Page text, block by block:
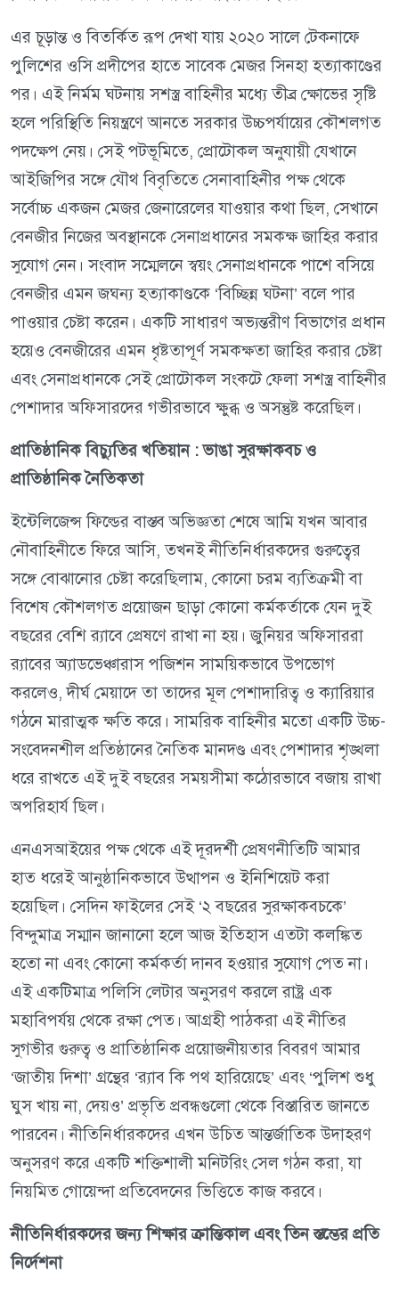
এর চূড়ান্ত ও বিতর্কিত রূপ দেখা যায় ২০২০ সালে টেকনাফে
পুলিশের ওসি প্রদীপের হাতে সাবেক মেজর সিনহা হত্যাকাণ্ডের
পর। এই নির্মম ঘটনায় সশস্ত্র বাহিনীর মধ্যে তীব্র ক্ষোভের সৃষ্টি
হলে পরিস্থিতি নিয়ন্ত্রণে আনতে সরকার উচ্চপর্যায়ের কৌশলগত
পদক্ষেপ নেয়। সেই পটভূমিতে, প্রোটোকল অনুযায়ী যেখানে
আইজিপির সঙ্গে যৌথ বিবৃতিতে সেনাবাহিনীর পক্ষ থেকে
সর্বোচ্চ একজন মেজর জেনারেলের যাওয়ার কথা ছিল, সেখানে
বেনজীর নিজের অবস্থানকে সেনাপ্রধানের সমকক্ষ জাহির করার
সুযোগ নেন। সংবাদ সম্মেলনে স্বয়ং সেনাপ্রধানকে পাশে বসিয়ে
বেনজীর এমন জঘন্য হত্যাকাণ্ডকে ‘বিচ্ছিন্ন ঘটনা’ বলে পার
পাওয়ার চেষ্টা করেন। একটি সাধারণ অভ্যন্তরীণ বিভাগের প্রধান
হয়েও বেনজীরের এমন ধৃষ্টতাপূর্ণ সমকক্ষতা জাহির করার চেষ্টা
এবং সেনাপ্রধানকে সেই প্রোটোকল সংকটে ফেলা সশস্ত্র বাহিনীর
পেশাদার অফিসারদের গভীরভাবে ক্ষুব্ধ ও অসন্তুষ্ট করেছিল।
প্রাতিষ্ঠানিক বিচ্যুতির খতিয়ান : ভাঙা সুরক্ষাকবচ ও
প্রাতিষ্ঠানিক নৈতিকতা
ইন্টেলিজেন্স ফিল্ডের বাস্তব অভিজ্ঞতা শেষে আমি যখন আবার
নৌবাহিনীতে ফিরে আসি, তখনই নীতিনির্ধারকদের গুরুত্বের
সঙ্গে বোঝানোর চেষ্টা করেছিলাম, কোনো চরম ব্যতিক্রমী বা
বিশেষ কৌশলগত প্রয়োজন ছাড়া কোনো কর্মকর্তাকে যেন দুই
বছরের বেশি র‍্যাবে প্রেষণে রাখা না হয়। জুনিয়র অফিসাররা
র‍্যাবের অ্যাডভেঞ্চারাস পজিশন সাময়িকভাবে উপভোগ
করলেও, দীর্ঘ মেয়াদে তা তাদের মূল পেশাদারিত্ব ও ক্যারিয়ার
গঠনে মারাত্মক ক্ষতি করে। সামরিক বাহিনীর মতো একটি উচ্চ-
সংবেদনশীল প্রতিষ্ঠানের নৈতিক মানদণ্ড এবং পেশাদার শৃঙ্খলা
ধরে রাখতে এই দুই বছরের সময়সীমা কঠোরভাবে বজায় রাখা
অপরিহার্য ছিল।
এনএসআইয়ের পক্ষ থেকে এই দূরদর্শী প্রেষণনীতিটি আমার
হাত ধরেই আনুষ্ঠানিকভাবে উত্থাপন ও ইনিশিয়েট করা
হয়েছিল। সেদিন ফাইলের সেই ‘২ বছরের সুরক্ষাকবচকে’
বিন্দুমাত্র সম্মান জানানো হলে আজ ইতিহাস এতটা কলঙ্কিত
হতো না এবং কোনো কর্মকর্তা দানব হওয়ার সুযোগ পেত না।
এই একটিমাত্র পলিসি লেটার অনুসরণ করলে রাষ্ট্র এক
মহাবিপর্যয় থেকে রক্ষা পেত। আগ্রহী পাঠকরা এই নীতির
সুগভীর গুরুত্ব ও প্রাতিষ্ঠানিক প্রয়োজনীয়তার বিবরণ আমার
‘জাতীয় দিশা’ গ্রন্থের ‘র‍্যাব কি পথ হারিয়েছে’ এবং ‘পুলিশ শুধু
ঘুস খায় না, দেয়ও’ প্রভৃতি প্রবন্ধগুলো থেকে বিস্তারিত জানতে
পারবেন। নীতিনির্ধারকদের এখন উচিত আন্তর্জাতিক উদাহরণ
অনুসরণ করে একটি শক্তিশালী মনিটরিং সেল গঠন করা, যা
নিয়মিত গোয়েন্দা প্রতিবেদনের ভিত্তিতে কাজ করবে।
নীতিনির্ধারকদের জন্য শিক্ষার ক্রান্তিকাল এবং তিন স্তম্ভের প্রতি
নির্দেশনা